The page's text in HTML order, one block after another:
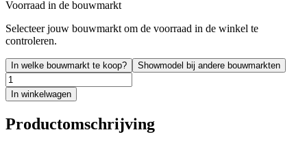
Voorraad in de bouwmarkt
Selecteer jouw bouwmarkt om de voorraad in de winkel te
controleren.
In welke bouwmarkt te koop? Showmodel bij andere bouwmarkten
In winkelwagen
Productomschrijving